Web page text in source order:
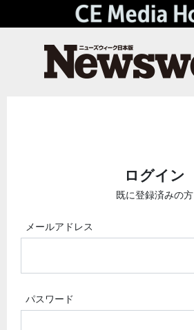
ログイン
既に登録済みの方
メールアドレス
パスワード